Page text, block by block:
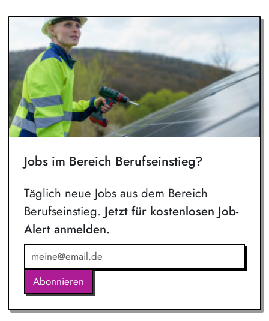
Jobs im Bereich Berufseinstieg?
Täglich neue Jobs aus dem Bereich
Berufseinstieg. Jetzt für kostenlosen Job-
Alert anmelden.
Abonnieren